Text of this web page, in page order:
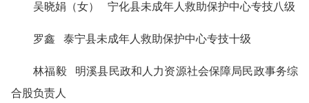
吴晓娟（女） 宁化县未成年人救助保护中心专技八级
罗鑫 泰宁县未成年人救助保护中心专技十级
林福毅 明溪县民政和人力资源社会保障局民政事务综
合股负责人